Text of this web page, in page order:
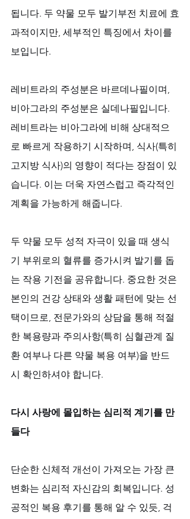
됩니다. 두 약물 모두 발기부전 치료에 효
과적이지만, 세부적인 특징에서 차이를
보입니다.
레비트라의 주성분은 바르데나필이며,
비아그라의 주성분은 실데나필입니다.
레비트라는 비아그라에 비해 상대적으
로 빠르게 작용하기 시작하며, 식사(특히
고지방 식사)의 영향이 적다는 장점이 있
습니다. 이는 더욱 자연스럽고 즉각적인
계획을 가능하게 해줍니다.
두 약물 모두 성적 자극이 있을 때 생식
기 부위로의 혈류를 증가시켜 발기를 돕
는 작용 기전을 공유합니다. 중요한 것은
본인의 건강 상태와 생활 패턴에 맞는 선
택이므로, 전문가와의 상담을 통해 적절
한 복용량과 주의사항(특히 심혈관계 질
환 여부나 다른 약물 복용 여부)을 반드
시 확인하셔야 합니다.
다시 사랑에 몰입하는 심리적 계기를 만
들다
단순한 신체적 개선이 가져오는 가장 큰
변화는 심리적 자신감의 회복입니다. 성
공적인 복용 후기를 통해 알 수 있듯, 걱